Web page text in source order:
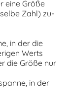
eine Größe
Zahl) zu-
in der die
Werts
die Größe nur
in der